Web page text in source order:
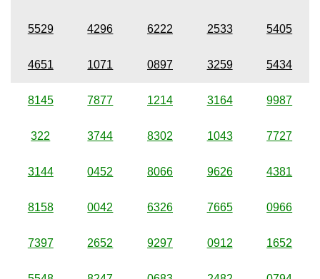
5529 4296 6222 2533 5405
4651 1071 0897 3259 5434
8145 7877 1214 3164 9987
322 3744 8302 1043 7727
3144 0452 8066 9626 4381
8158 0042 6326 7665 0966
7397 2652 9297 0912 1652